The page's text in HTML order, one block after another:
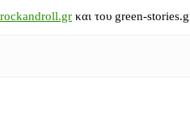
rockandroll.gr και του green-